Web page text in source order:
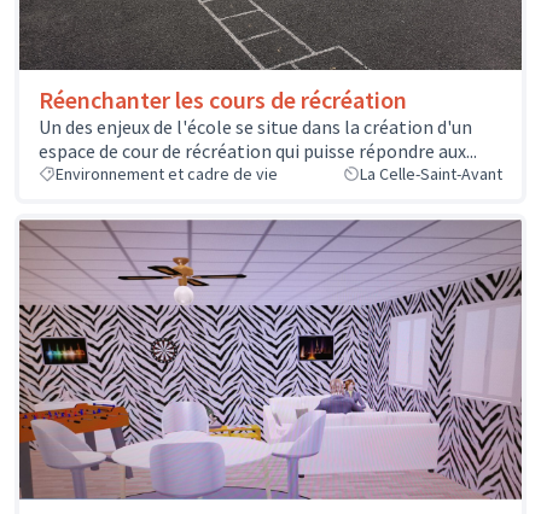
Réenchanter les cours de récréation
Un des enjeux de l'école se situe dans la création d'un
espace de cour de récréation qui puisse répondre aux...
Environnement et cadre de vie La Celle-Saint-Avant